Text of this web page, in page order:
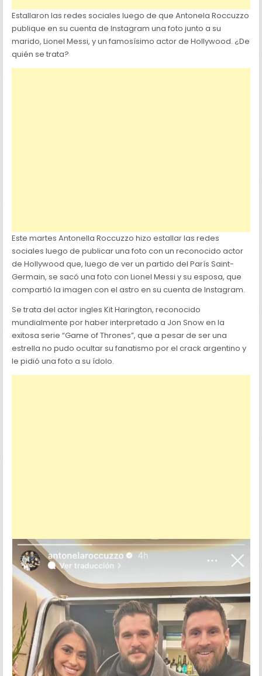
Estallaron las redes sociales luego de que Antonela Roccuzzo
publique en su cuenta de Instagram una foto junto a su
marido, Lionel Messi, y un famosísimo actor de Hollywood. ¿De
quién se trata?
Este martes Antonella Roccuzzo hizo estallar las redes
sociales luego de publicar una foto con un reconocido actor
de Hollywood que, luego de ver un partido del París Saint-
Germain, se sacó una foto con Lionel Messi y su esposa, que
compartió la imagen con el astro en su cuenta de Instagram.
Se trata del actor ingles Kit Harington, reconocido
mundialmente por haber interpretado a Jon Snow en la
exitosa serie “Game of Thrones”, que a pesar de ser una
estrella no pudo ocultar su fanatismo por el crack argentino y
le pidió una foto a su ídolo.